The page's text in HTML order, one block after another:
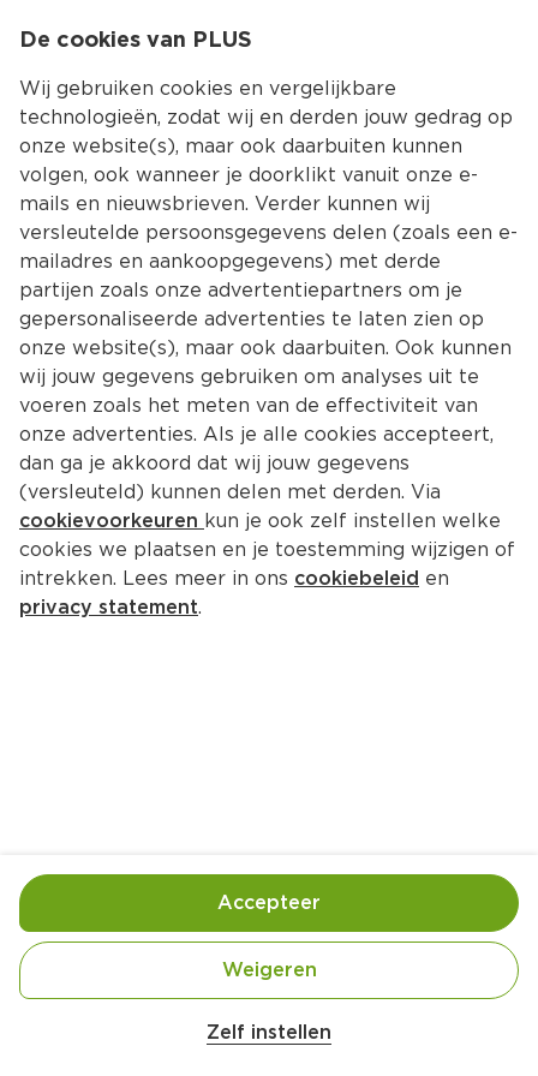
Kies jouw
Ingrediënten Bereiding
De cookies van PLUS
Wij gebruiken cookies en vergelijkbare
technologieën, zodat wij en derden jouw gedrag op
onze website(s), maar ook daarbuiten kunnen
volgen, ook wanneer je doorklikt vanuit onze e-
mails en nieuwsbrieven. Verder kunnen wij
versleutelde persoonsgegevens delen (zoals een e-
mailadres en aankoopgegevens) met derde
partijen zoals onze advertentiepartners om je
gepersonaliseerde advertenties te laten zien op
onze website(s), maar ook daarbuiten. Ook kunnen
wij jouw gegevens gebruiken om analyses uit te
voeren zoals het meten van de effectiviteit van
onze advertenties. Als je alle cookies accepteert,
dan ga je akkoord dat wij jouw gegevens
(versleuteld) kunnen delen met derden. Via
cookievoorkeuren kun je ook zelf instellen welke
cookies we plaatsen en je toestemming wijzigen of
intrekken. Lees meer in ons cookiebeleid en
privacy statement.
Zelf instellen
Weigeren
Accepteer